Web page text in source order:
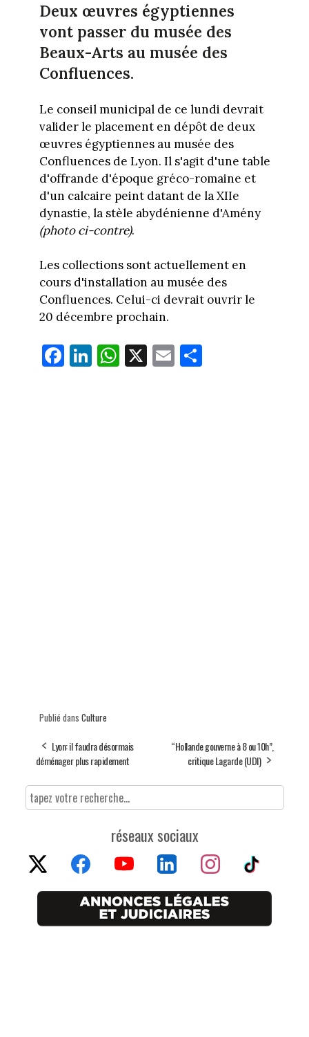
Deux œuvres égyptiennes
vont passer du musée des
Beaux-Arts au musée des
Confluences.
Le conseil municipal de ce lundi devrait
valider le placement en dépôt de deux
œuvres égyptiennes au musée des
Confluences de Lyon. Il s'agit d'une table
d'offrande d'époque gréco-romaine et
d'un calcaire peint datant de la XIIe
dynastie, la stèle abydénienne d'Amény
(photo ci-contre).
Les collections sont actuellement en
cours d'installation au musée des
Confluences. Celui-ci devrait ouvrir le
20 décembre prochain.
Fa
ce
Li
nk
W
ha
X E
m
Pa
rt
Publié dans Culture
Lyon: il faudra désormais
déménager plus rapidement
“Hollande gouverne à 8 ou 10h”,
critique Lagarde (UDI)
réseaux sociaux